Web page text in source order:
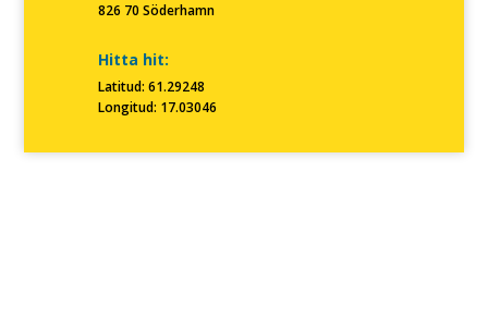
826 70 Söderhamn
Hitta hit:
Latitud: 61.29248
Longitud: 17.03046